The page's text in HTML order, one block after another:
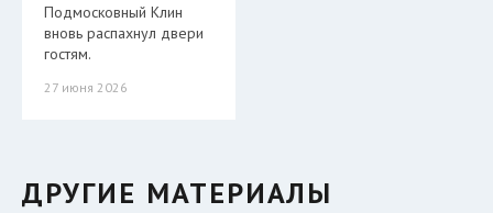
Подмосковный Клин
вновь распахнул двери
гостям.
27 июня 2026
ДРУГИЕ МАТЕРИАЛЫ